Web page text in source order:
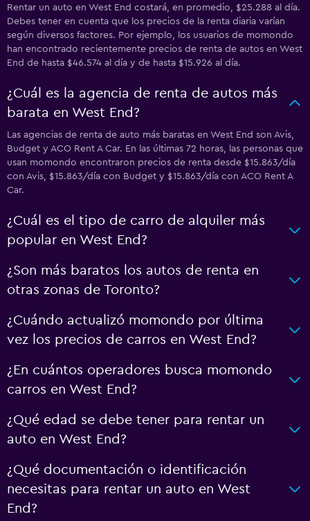
Rentar un auto en West End costará, en promedio, $25.288 al día.
Debes tener en cuenta que los precios de la renta diaria varían
según diversos factores. Por ejemplo, los usuarios de momondo
han encontrado recientemente precios de renta de autos en West
End de hasta $46.574 al día y de hasta $15.926 al día.
¿Cuál es la agencia de renta de autos más
barata en West End?
Las agencias de renta de auto más baratas en West End son Avis,
Budget y ACO Rent A Car. En las últimas 72 horas, las personas que
usan momondo encontraron precios de renta desde $15.863/día
con Avis, $15.863/día con Budget y $15.863/día con ACO Rent A
Car.
¿Cuál es el tipo de carro de alquiler más
popular en West End?
¿Son más baratos los autos de renta en
otras zonas de Toronto?
¿Cuándo actualizó momondo por última
vez los precios de carros en West End?
¿En cuántos operadores busca momondo
carros en West End?
¿Qué edad se debe tener para rentar un
auto en West End?
¿Qué documentación o identificación
necesitas para rentar un auto en West
End?